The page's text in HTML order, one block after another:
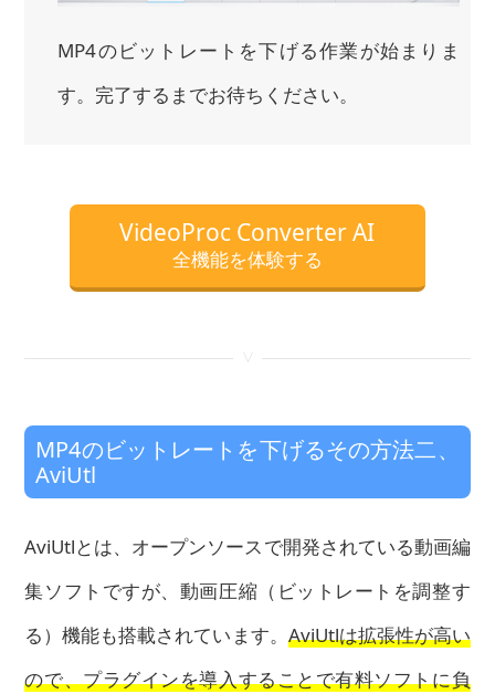
MP4のビットレートを下げる作業が始まりま
す。完了するまでお待ちください。
VideoProc Converter AI
全機能を体験する
MP4のビットレートを下げるその方法二、
AviUtl
AviUtlとは、オープンソースで開発されている動画編
集ソフトですが、動画圧縮（ビットレートを調整す
る）機能も搭載されています。 AviUtlは拡張性が高い
ので、プラグインを導入することで有料ソフトに負